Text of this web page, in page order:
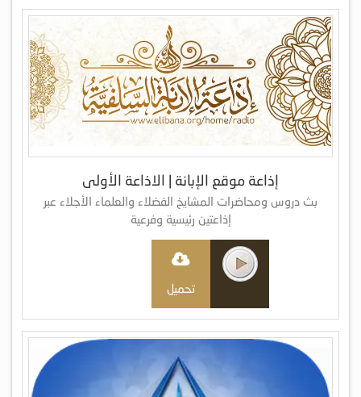
إذاعة موقع الإبانة | الاذاعة الأولى
بث دروس ومحاضرات المشايخ الفضلاء والعلماء الأجلاء عبر
إذاعتين رئيسية وفرعية
تحميل